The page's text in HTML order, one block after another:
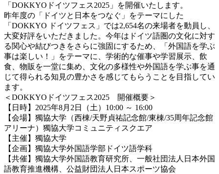
「DOKKYOドイツフェス2025」を開催いたします。
昨年度の「ドイツと日本をつなぐ」をテーマにした
「DOKKYO ドイツフェス」では2,654名の来場者を動員し、
大変好評をいただきました。今年はドイツ語圏の文化に対す
る関心や結びつきをさらに強固にするため、「外国語を学ぶ
事は楽しい！」をテーマに、学術的な催事や学習展示、飲
食、物販を一堂に集め、文化の多様性や外国語を学ぶ事を通
じて得られる知見の豊かさを感じてもらうことを目指してい
ます。
＜DOKKYOドイツフェス2025 開催概要＞
【日時】2025年8月2日（土）10:00 ～ 16:00
【会場】獨協大学（西棟/天野貞祐記念館/東棟/35周年記念館
アリーナ）獨協大学コミュニティスクエア
【主催】獨協大学
【企画】獨協大学外国語学部ドイツ語学科
【共催】獨協大学外国語教育研究所、一般社団法人日本外国
語教育推進機構、公益財団法人日本スポーツ協会